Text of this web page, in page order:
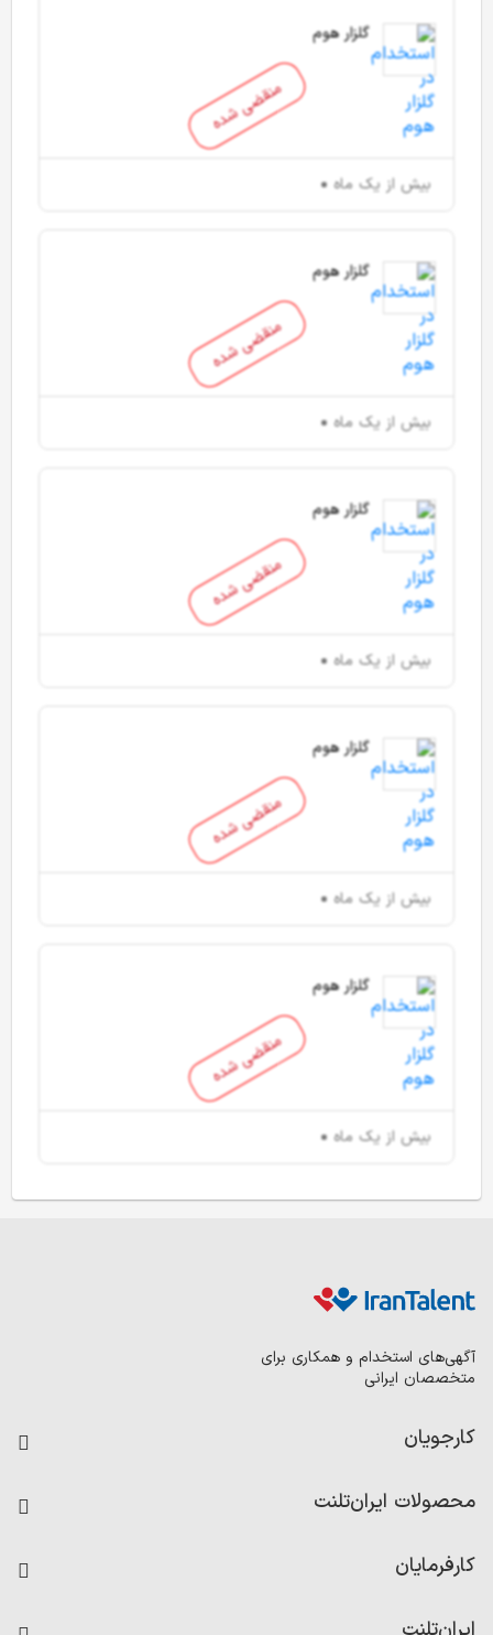
منقضی شده
گلزار هوم
بیش از یک ماه
منقضی شده
گلزار هوم
بیش از یک ماه
منقضی شده
گلزار هوم
بیش از یک ماه
منقضی شده
گلزار هوم
بیش از یک ماه
منقضی شده
گلزار هوم
بیش از یک ماه
آگهی‌های استخدام و همکاری برای
متخصصان ایرانی
کارجویان
رزومه ساز
امتیاز شرکت‌ها
محصولات ایران‌تلنت
کاردیکس
کارفرمایان